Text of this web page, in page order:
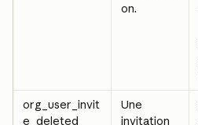
on.
org_user_invit
e_deleted
Une
invitation